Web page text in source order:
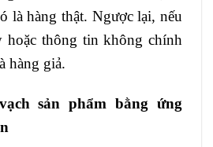
là hàng thật. Ngược lại, nếu
hoặc thông tin không chính
hàng giả.
sản phẩm bằng ứng